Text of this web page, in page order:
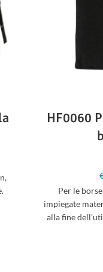
HF0060
Per le
impiegate
alla fine